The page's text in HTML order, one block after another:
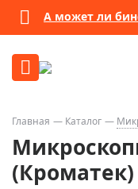
А может ли
Главная Каталог
(Кроматек)